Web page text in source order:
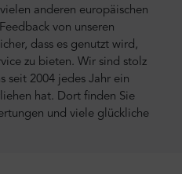
anderen europäischen
von unseren
dass es genutzt wird,
zu bieten. Wir sind stolz
seit 2004 jedes Jahr ein
hat. Dort finden Sie
und viele glückliche